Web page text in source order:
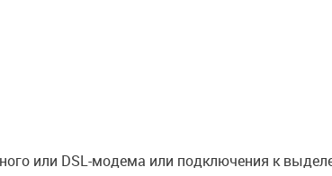
или DSL-модема или подключения к